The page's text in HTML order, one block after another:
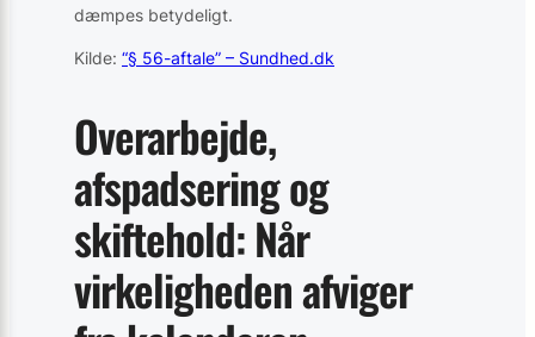
dæmpes betydeligt.
Kilde: “§ 56-aftale” – Sundhed.dk
Overarbejde,
afspadsering og
skiftehold: Når
virkeligheden afviger